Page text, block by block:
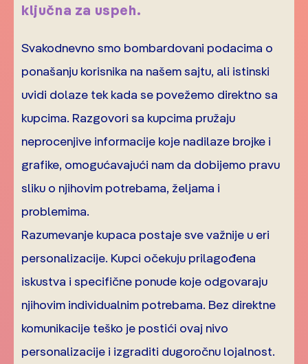
ključna za uspeh.
Svakodnevno smo bombardovani podacima o
ponašanju korisnika na našem sajtu, ali istinski
uvidi dolaze tek kada se povežemo direktno sa
kupcima. Razgovori sa kupcima pružaju
neprocenjive informacije koje nadilaze brojke i
grafike, omogućavajući nam da dobijemo pravu
sliku o njihovim potrebama, željama i
problemima.
Razumevanje kupaca postaje sve važnije u eri
personalizacije. Kupci očekuju prilagođena
iskustva i specifične ponude koje odgovaraju
njihovim individualnim potrebama. Bez direktne
komunikacije teško je postići ovaj nivo
personalizacije i izgraditi dugoročnu lojalnost.